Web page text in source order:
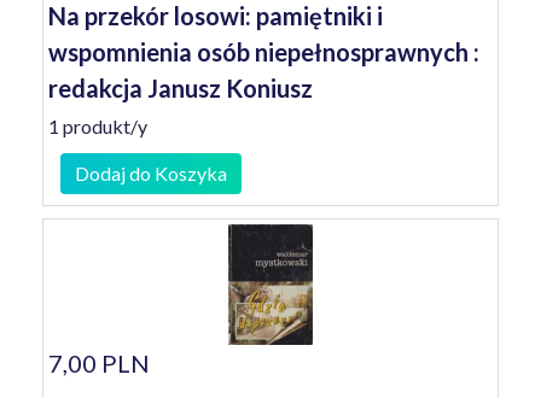
Na przekór losowi: pamiętniki i
wspomnienia osób niepełnosprawnych :
redakcja Janusz Koniusz
1 produkt/y
Dodaj do Koszyka
7,00 PLN